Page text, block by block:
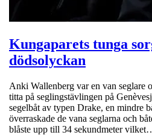
Kungaparets tunga
dödsolyckan
Anki Wallenberg var en van seglare
titta på seglingstävlingen på
segelbåt av typen Drake, en mindre
överraskade de vana seglarna och
blåste upp till 34 sekundmeter